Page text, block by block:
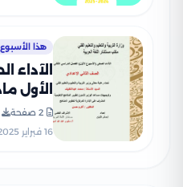
هذا الأسبوع
الأول
الثاني
2025 بصيغة PDF
2 صفحة
16 فبراير 2025